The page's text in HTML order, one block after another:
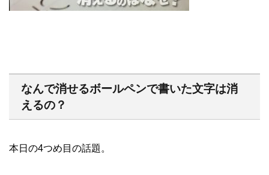
なんで消せるボールペンで書いた文字は消
えるの？
本日の4つめ目の話題。